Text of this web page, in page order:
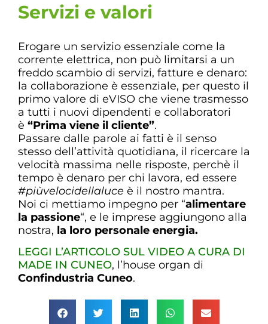
Servizi e valori
Erogare un servizio essenziale come la
corrente elettrica, non può limitarsi a un
freddo scambio di servizi, fatture e denaro:
la collaborazione è essenziale, per questo il
primo valore di eVISO che viene trasmesso
a tutti i nuovi dipendenti e collaboratori
è “Prima viene il cliente”.
Passare dalle parole ai fatti è il senso
stesso dell’attività quotidiana, il ricercare la
velocità massima nelle risposte, perchè il
tempo è denaro per chi lavora, ed essere
#piùvelocidellaluce è il nostro mantra.
Noi ci mettiamo impegno per “alimentare
la passione“, e le imprese aggiungono alla
nostra, la loro personale energia.
LEGGI L’ARTICOLO SUL VIDEO A CURA DI
MADE IN CUNEO, l’house organ di
Confindustria Cuneo.